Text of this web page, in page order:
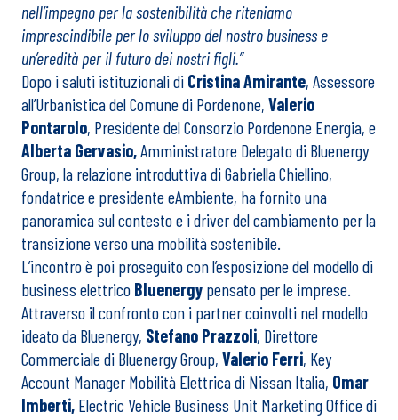
nell’impegno per la sostenibilità che riteniamo
imprescindibile per lo sviluppo del nostro business e
un’eredità per il futuro dei nostri figli.”
Dopo i saluti istituzionali di Cristina Amirante, Assessore
all’Urbanistica del Comune di Pordenone, Valerio
Pontarolo, Presidente del Consorzio Pordenone Energia, e
Alberta Gervasio,Amministratore Delegato di Bluenergy
Group, la relazione introduttiva di Gabriella Chiellino,
fondatrice e presidente eAmbiente, ha fornito una
panoramica sul contesto e i driver del cambiamento per la
transizione verso una mobilità sostenibile.
L’incontro è poi proseguito con l’esposizione del modello di
business elettrico Bluenergy pensato per le imprese.
Attraverso il confronto con i partner coinvolti nel modello
ideato da Bluenergy, Stefano Prazzoli, Direttore
Commerciale di Bluenergy Group, Valerio Ferri, Key
Account Manager Mobilità Elettrica di Nissan Italia, Omar
Imberti, Electric Vehicle Business Unit Marketing Office di